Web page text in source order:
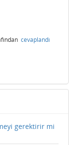
cevaplandı
gerektirir mi